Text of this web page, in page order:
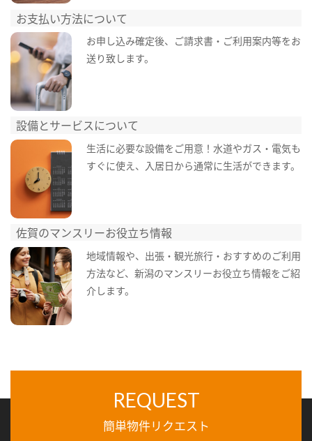
お支払い方法について
お申し込み確定後、ご請求書・ご利用案内等をお
送り致します。
設備とサービスについて
生活に必要な設備をご用意！水道やガス・電気も
すぐに使え、入居日から通常に生活ができます。
佐賀のマンスリーお役立ち情報
地域情報や、出張・観光旅行・おすすめのご利用
方法など、新潟のマンスリーお役立ち情報をご紹
介します。
REQUEST
簡単物件リクエスト